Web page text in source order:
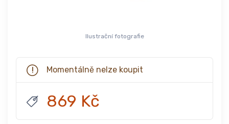
Ilustrační fotografie
Momentálně nelze koupit
869 Kč